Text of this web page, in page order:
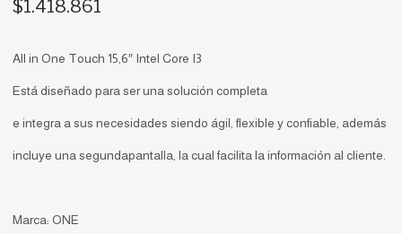
$1.418.861
All in One Touch 15,6″ Intel Core I3
Está diseñado para ser una solución completa
e integra a sus necesidades siendo ágil, flexible y confiable, además
incluye una segundapantalla, la cual facilita la información al cliente.
Marca: ONE